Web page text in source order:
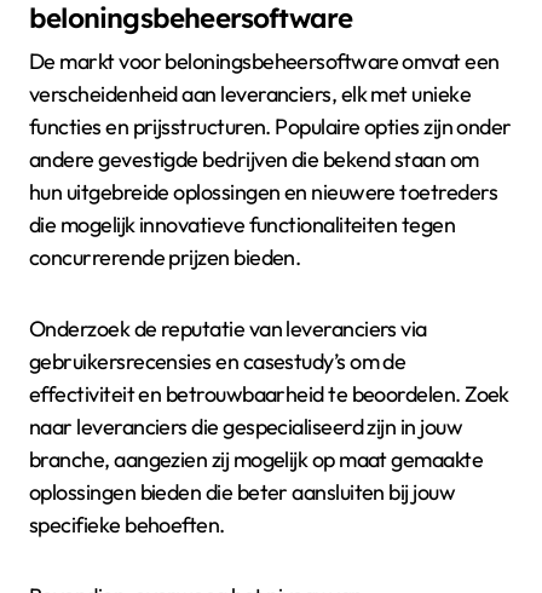
beloningsbeheersoftware
De markt voor beloningsbeheersoftware omvat een
verscheidenheid aan leveranciers, elk met unieke
functies en prijsstructuren. Populaire opties zijn onder
andere gevestigde bedrijven die bekend staan om
hun uitgebreide oplossingen en nieuwere toetreders
die mogelijk innovatieve functionaliteiten tegen
concurrerende prijzen bieden.
Onderzoek de reputatie van leveranciers via
gebruikersrecensies en casestudy’s om de
effectiviteit en betrouwbaarheid te beoordelen. Zoek
naar leveranciers die gespecialiseerd zijn in jouw
branche, aangezien zij mogelijk op maat gemaakte
oplossingen bieden die beter aansluiten bij jouw
specifieke behoeften.